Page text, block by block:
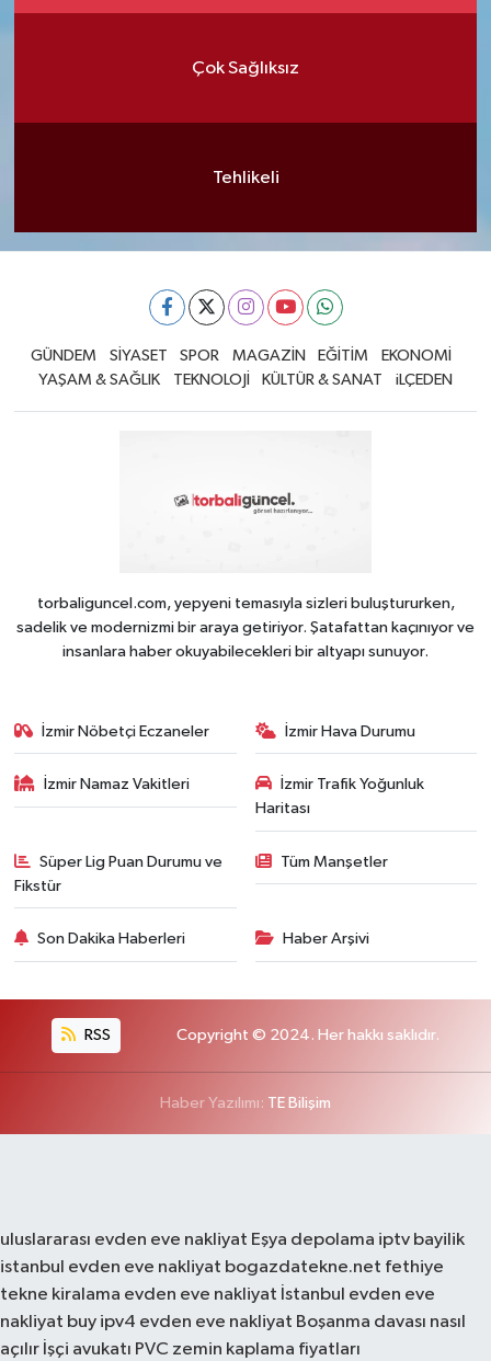
Çok Sağlıksız
Tehlikeli
GÜNDEM SİYASET SPOR MAGAZİN EĞİTİM
EKONOMİ
YAŞAM & SAĞLIK
TEKNOLOJİ KÜLTÜR & SANAT iLÇEDEN
torbaliguncel.com, yepyeni temasıyla sizleri buluştururken,
sadelik ve modernizmi bir araya getiriyor. Şatafattan kaçınıyor ve
insanlara haber okuyabilecekleri bir altyapı sunuyor.
İzmir Nöbetçi Eczaneler İzmir Hava Durumu
İzmir Namaz Vakitleri
İzmir Trafik Yoğunluk
Haritası
Süper Lig Puan Durumu ve
Fikstür
Tüm Manşetler
Son Dakika Haberleri Haber Arşivi
RSS Copyright © 2024. Her hakkı saklıdır.
Haber Yazılımı: TE Bilişim
uluslararası evden eve nakliyat Eşya depolama iptv bayilik
istanbul evden eve nakliyat bogazdatekne.net fethiye
tekne kiralama evden eve nakliyat İstanbul evden eve
nakliyat buy ipv4 evden eve nakliyat Boşanma davası nasıl
açılır İşçi avukatı PVC zemin kaplama fiyatları